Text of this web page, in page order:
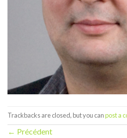
Trackbacks are closed, but you canpost a
← Précédent